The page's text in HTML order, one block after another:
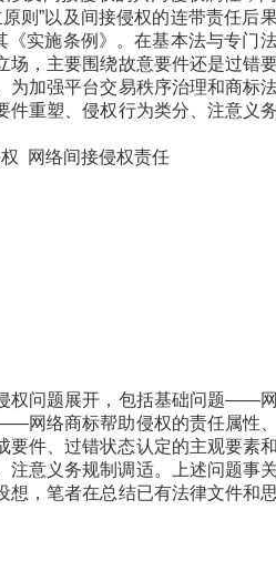
则”以及间接侵权的连带责任后果
《实施条例》。在基本法与专门
，主要围绕故意要件还是过错要
为加强平台交易秩序治理和商标
重塑、侵权行为类分、注意义
网络间接侵权责任
权问题展开，包括基础问题——
网络商标帮助侵权的责任属性
件、过错状态认定的主观要素
意义务规制调适。上述问题事
想，笔者在总结已有法律文件和